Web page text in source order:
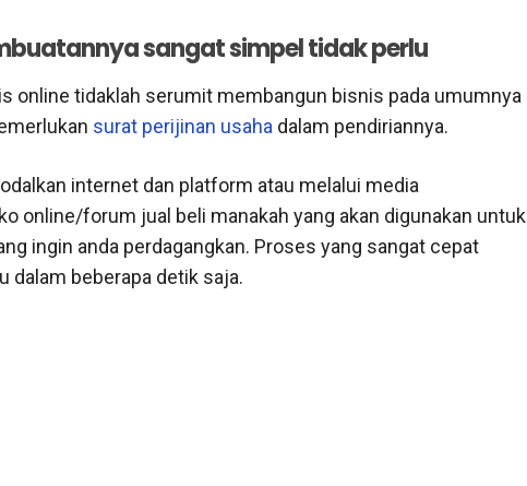
sangat simpel tidak perlu
online tidaklah serumit membangun bisnis pada umumnya
surat perijinan usahadalam pendiriannya.
internet dan platform atau melalui media
online/forum jual beli manakah yang akan digunakan untuk
ingin anda perdagangkan. Proses yang sangat cepat
dalam beberapa detik saja.